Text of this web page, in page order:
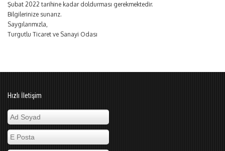
Şubat 2022 tarihine kadar doldurması gerekmektedir.
Bilgilerinize sunarız.
Saygılarımızla,
Turgutlu Ticaret ve Sanayi Odası
Hızlı İletişim